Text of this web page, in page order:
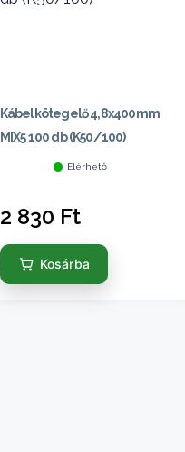
Kábelkötegelő 4,8x400mm
MIX5 100 db (K50/100)
Elérhető
2 830 Ft
Kosárba